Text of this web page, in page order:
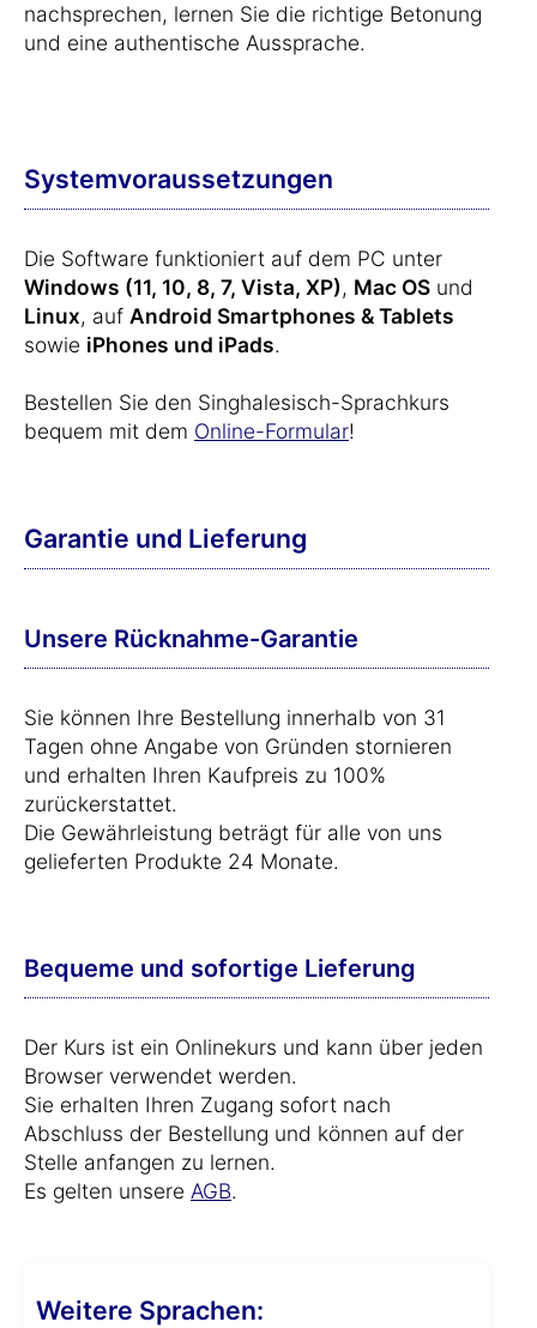
nachsprechen, lernen Sie die richtige Betonung
und eine authentische Aussprache.
Systemvoraussetzungen
Die Software funktioniert auf dem PC unter
Windows (11, 10, 8, 7, Vista, XP), Mac OS und
Linux, auf Android Smartphones & Tablets
sowie iPhones und iPads.
Bestellen Sie den Singhalesisch-Sprachkurs
bequem mit dem Online-Formular!
Garantie und Lieferung
Unsere Rücknahme-Garantie
Sie können Ihre Bestellung innerhalb von 31
Tagen ohne Angabe von Gründen stornieren
und erhalten Ihren Kaufpreis zu 100%
zurückerstattet.
Die Gewährleistung beträgt für alle von uns
gelieferten Produkte 24 Monate.
Bequeme und sofortige Lieferung
Der Kurs ist ein Onlinekurs und kann über jeden
Browser verwendet werden.
Sie erhalten Ihren Zugang sofort nach
Abschluss der Bestellung und können auf der
Stelle anfangen zu lernen.
Es gelten unsere AGB.
Weitere Sprachen: